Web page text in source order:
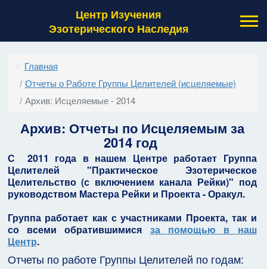
Центр Изучения
Эзотерического Наследия
Главная
Отчеты о Работе Группы Целителей (исцеляемые)
Архив: Исцеляемые - 2014
Архив: Отчеты по Исцеляемым за
2014 год
С 2011 года в нашем Центре работает Группа
Целителей "Практическое Эзотерическое
Целительство (с включением канала Рейки)" под
руководством Мастера Рейки и Проекта - Оракул.
Группа работает как с участниками Проекта, так и
со всеми обратившимися за помощью в наш
Центр.
Отчеты по работе Группы Целителей по годам: